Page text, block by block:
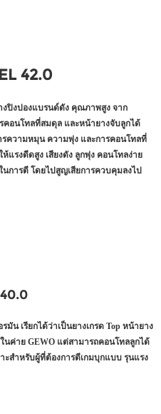
42.0
างปิงปองแบรนด์ดัง คุณภาพสูง จาก
คอนโทลที่สมดุล และหน้ายางจับลูกได้
ความหมุน ความพุ่ง และการคอนโทลที่
ห้แรงดีดสูง เสียงดัง ลูกพุ่ง คอนโทลง่าย
นการตี โดยไปสูญเสียการควบคุมลงไป
มัน เรียกได้ว่าเป็นยางเกรด Top หน้ายาง
นค่าย GEWO แต่สามารถคอนโทลลูกได้
สำหรับผู้ที่ต้องการตีเกมบุกแบบ รุนแรง